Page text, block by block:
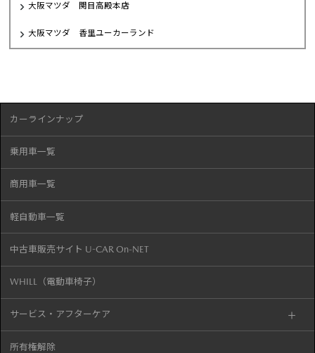
大阪マツダ 関目高殿本店
大阪マツダ 香里ユーカーランド
カーラインナップ
乗用車一覧
商用車一覧
軽自動車一覧
中古車販売サイト U-CAR On-NET
WHILL（電動車椅子）
サービス・アフターケア
所有権解除